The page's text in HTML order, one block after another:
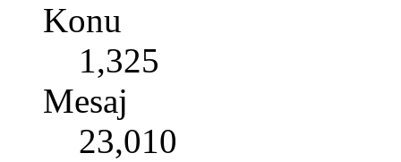
Konu
1,325
Mesaj
23,010